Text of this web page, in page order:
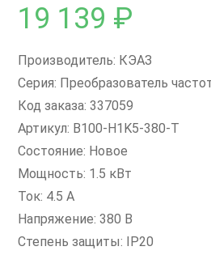
19 139 ₽
Производитель: КЭАЗ
Серия: Преобразователь
Код заказа: 337059
Артикул: B100-H1K5-380-T
Состояние: Новое
Мощность: 1.5 кВт
Ток: 4.5 А
Напряжение: 380 В
Степень защиты: IP20